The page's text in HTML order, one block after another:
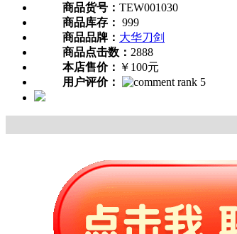
商品货号： TEW001030
商品库存： 999
商品品牌： 大华刀剑
商品点击数： 2888
本店售价： ￥100元
用户评价：